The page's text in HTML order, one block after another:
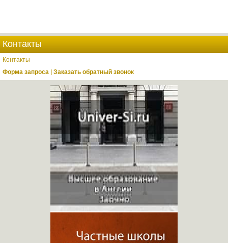
Контакты
Контакты
Форма запроса | Заказать обратный звонок